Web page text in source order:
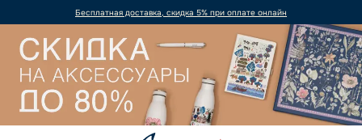
Бесплатная доставка, скидка 5% при оплате онлайн